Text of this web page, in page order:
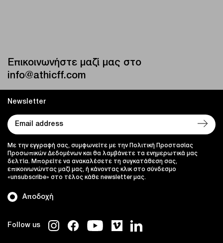
Επικοινωνήστε μαζί μας στο
info@athicff.com
Follow us
Newsletter
Αποδοχή
Με την εγγραφή σας, συμφωνείτε με την Πολιτική Προστασίας
Προσωπικών Δεδομένων και θα λαμβάνετε τα ενημερωτικά μας
δελτία. Μπορείτε να ανακαλέσετε τη συγκατάθεση σας,
επικοινωνώντας μαζί μας, ή κάνοντας κλικ στο σύνδεσμο
«unsubscribe» στο τέλος κάθε newsletter μας.